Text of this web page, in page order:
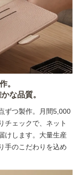
。
な品質。
ずつ製作。月間5,000
チェックで、ネット
けします。大量生産
手のこだわりを込め